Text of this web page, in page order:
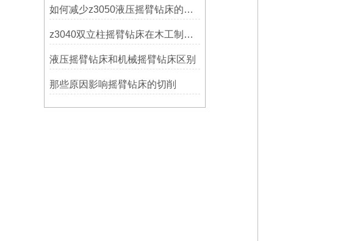
如何减少z3050液压摇臂钻床的故障和维修成本？
z3040双立柱摇臂钻床在木工制作中的应用
液压摇臂钻床和机械摇臂钻床区别
那些原因影响摇臂钻床的切削